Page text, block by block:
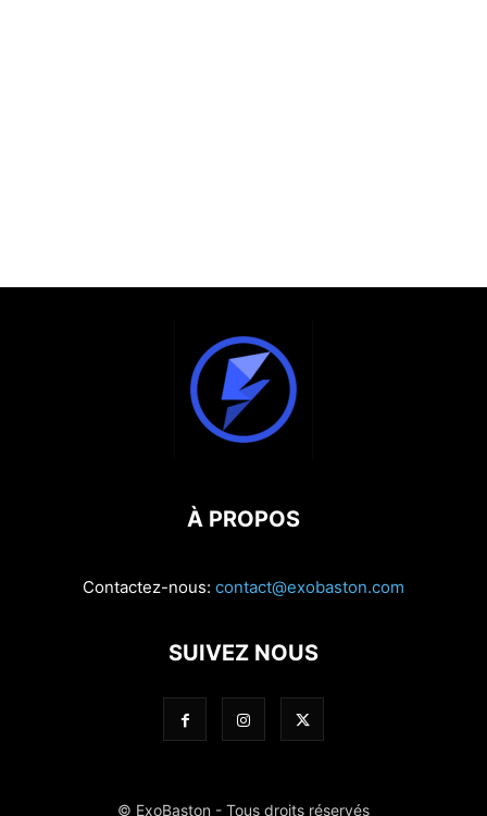
À PROPOS
Contactez-nous: contact@exobaston.com
SUIVEZ NOUS
© ExoBaston - Tous droits réservés